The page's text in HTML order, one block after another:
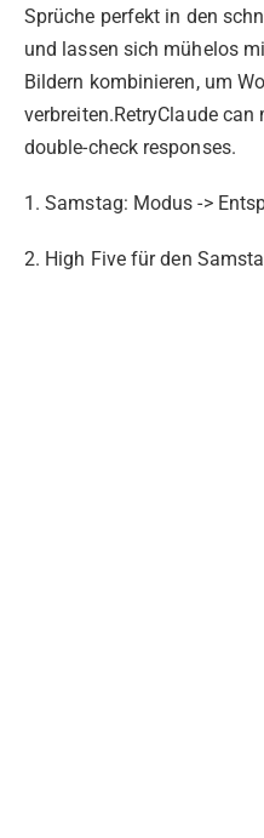
Sprüche perfekt in den
und lassen sich mühelos
Bildern kombinieren, um
verbreiten.RetryClaude
double-check responses.
1. Samstag: Modus ->
2. High Five für den